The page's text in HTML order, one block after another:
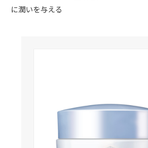
に潤いを与える